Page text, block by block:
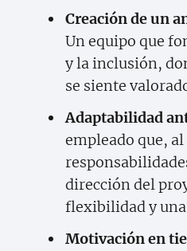
Creación de un
Un equipo que
y la inclusión,
se siente
Adaptabilidad
empleado que,
dirección del
flexibilidad y
Motivación en